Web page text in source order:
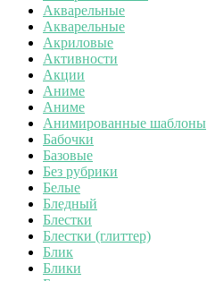
Акварельные
Акварельные
Акриловые
Активности
Акции
Аниме
Аниме
Анимированные шаблоны
Бабочки
Базовые
Без рубрики
Белые
Бледный
Блестки
Блестки (глиттер)
Блик
Блики